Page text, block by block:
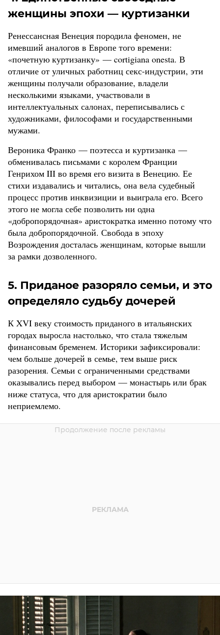
женщины эпохи — куртизанки
Ренессансная Венеция породила феномен, не
имевший аналогов в Европе того времени:
«почетную куртизанку» — cortigiana onesta. В
отличие от уличных работниц секс-индустрии, эти
женщины получали образование, владели
несколькими языками, участвовали в
интеллектуальных салонах, переписывались с
художниками, философами и государственными
мужами.
Вероника Франко — поэтесса и куртизанка —
обменивалась письмами с королем Франции
Генрихом III во время его визита в Венецию. Ее
стихи издавались и читались, она вела судебный
процесс против инквизиции и выиграла его. Всего
этого не могла себе позволить ни одна
«добропорядочная» аристократка именно потому что
была добропорядочной. Свобода в эпоху
Возрождения досталась женщинам, которые вышли
за рамки дозволенного.
5. Приданое разоряло семьи, и это
определяло судьбу дочерей
К XVI веку стоимость приданого в итальянских
городах выросла настолько, что стала тяжелым
финансовым бременем. Историки зафиксировали:
чем больше дочерей в семье, тем выше риск
разорения. Семьи с ограниченными средствами
оказывались перед выбором — монастырь или брак
ниже статуса, что для аристократии было
неприемлемо.